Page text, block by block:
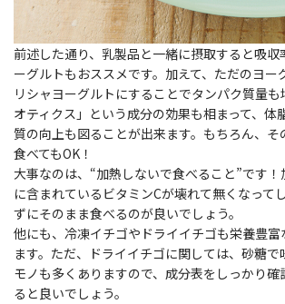
前述した通り、乳製品と一緒に摂取すると吸収
ーグルトもおススメです。加えて、ただのヨー
リシャヨーグルトにすることでタンパク質量
オティクス」という成分の効果も相まって、体
質の向上も図ることが出来ます。もちろん、そ
食べてもOK！
大事なのは、“加熱しないで食べること”です
に含まれているビタミンCが壊れて無くなって
ずにそのまま食べるのが良いでしょう。
他にも、冷凍イチゴやドライイチゴも栄養豊富
ます。ただ、ドライイチゴに関しては、砂糖で
モノも多くありますので、成分表をしっかり確
ると良いでしょう。